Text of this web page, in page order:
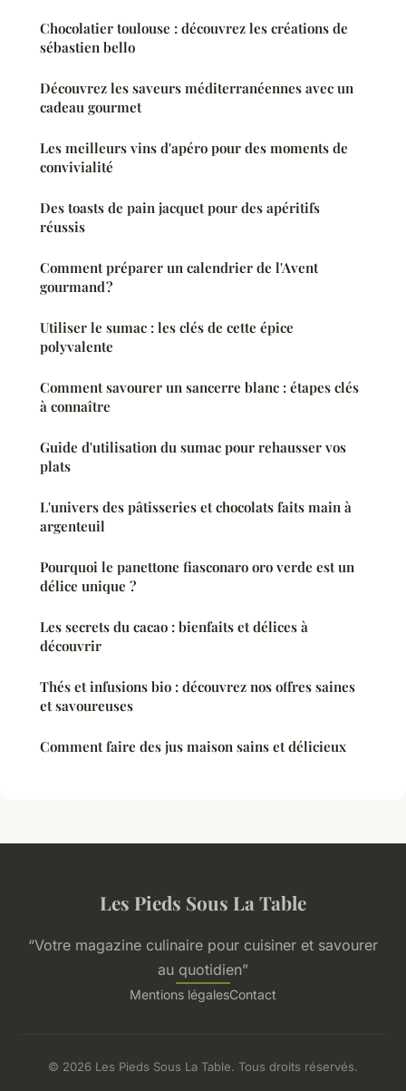
Chocolatier toulouse : découvrez les créations de
sébastien bello
Découvrez les saveurs méditerranéennes avec un
cadeau gourmet
Les meilleurs vins d'apéro pour des moments de
convivialité
Des toasts de pain jacquet pour des apéritifs
réussis
Comment préparer un calendrier de l'Avent
gourmand ?
Utiliser le sumac : les clés de cette épice
polyvalente
Comment savourer un sancerre blanc : étapes clés
à connaître
Guide d'utilisation du sumac pour rehausser vos
plats
L'univers des pâtisseries et chocolats faits main à
argenteuil
Pourquoi le panettone fiasconaro oro verde est un
délice unique ?
Les secrets du cacao : bienfaits et délices à
découvrir
Thés et infusions bio : découvrez nos offres saines
et savoureuses
Comment faire des jus maison sains et délicieux
Les Pieds Sous La Table
“Votre magazine culinaire pour cuisiner et savourer
au quotidien”
Mentions légalesContact
© 2026 Les Pieds Sous La Table. Tous droits réservés.